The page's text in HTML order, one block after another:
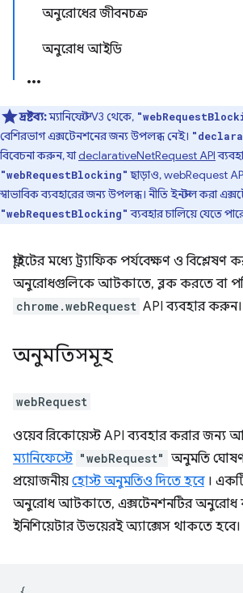
অনুরোধের জীবনচক্র
অনুরোধ আইডি
দ্রষ্টব্য:ম্যানিফেস্ট V3 থেকে,
বেশিরভাগ এক্সটেনশনের জন্য উপলব্ধ নেই।
বিবেচনা করুন, যাdeclarativeNetRequest API
"webRequestBlocking" ছাড়াও, webRequest
স্বাভাবিক ব্যবহারের জন্য উপলব্ধ। নীতি ইনস্টল করা
"webRequestBlocking" ব্যবহার চালিয়ে যেতে
ফ্লাইটের মধ্যে ট্র্যাফিক পর্যবেক্ষণ ও বিশ্লেষণ
অনুরোধগুলিকে আটকাতে, ব্লক করতে বা
chrome.webRequest API ব্যবহার করুন।
অনুমতিসমূহ
webRequest
ওয়েব রিকোয়েস্ট API ব্যবহার করার জন্য
ম্যানিফেস্টে "webRequest" অনুমতি
প্রয়োজনীয় হোস্ট অনুমতিও দিতে হবে।
অনুরোধ আটকাতে, এক্সটেনশনটির অনুরোধ
ইনিশিয়েটার উভয়েরই অ্যাক্সেস থাকতে